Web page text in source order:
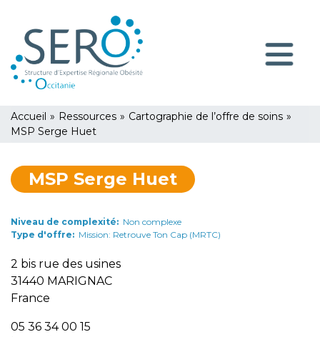
contenu
principal
principale
You
are
Accueil » Ressources » Cartographie de l’offre de soins »
MSP Serge Huet
MSP Serge Huet
Niveau de complexité
Non complexe
Type d'offre
Mission: Retrouve Ton Cap (MRTC)
2 bis rue des usines
31440 MARIGNAC
France
05 36 34 00 15